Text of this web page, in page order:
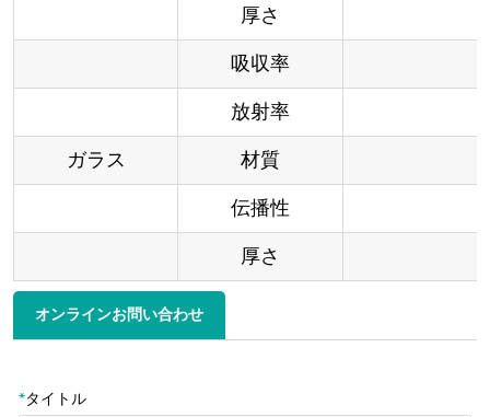
厚さ
吸収率
放射率
ガラス
材質
伝播性
厚さ
オンラインお問い合わせ
*タイトル